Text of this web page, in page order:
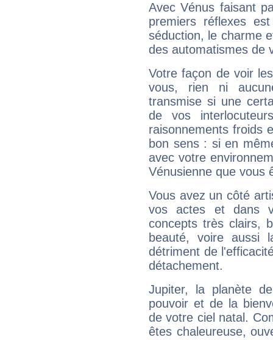
Avec Vénus faisant
premiers réflexes
séduction, le charme
des automatismes de
Votre façon de voir
vous, rien ni
transmise si une
de vos
raisonnements froids
bon sens : si en
avec votre
Vénusienne que vous
Vous avez un côté
vos actes et dans
concepts très clairs,
beauté, voire aussi
détriment de
détachement.
Jupiter, la planète
pouvoir et de la
de votre ciel natal.
êtes chaleureuse,